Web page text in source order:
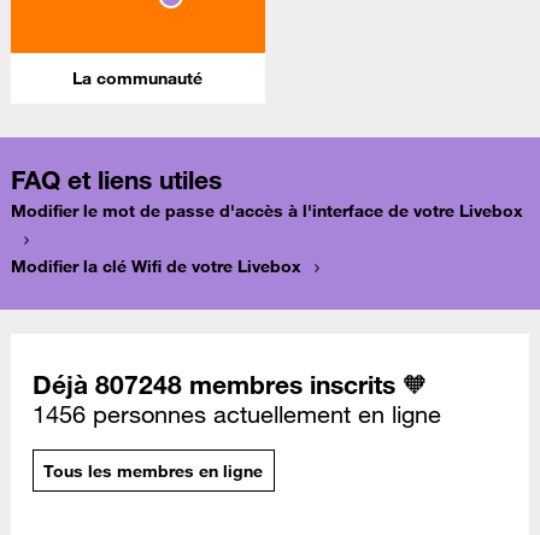
La communauté
FAQ et liens utiles
Modifier le mot de passe d'accès à l'interface de votre Livebox
Modifier la clé Wifi de votre Livebox
Déjà 807248 membres inscrits 🧡
1456 personnes actuellement en ligne
Tous les membres en ligne